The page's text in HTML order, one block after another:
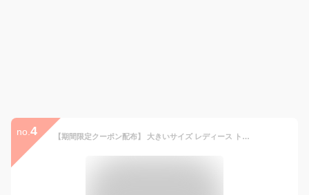
no. 4 【期間限定クーポン配布】 大きいサイズ レディース トップス | ケーブル編み ほの甘 美人 ゆる ニット _ オリジナル セーター プルオーバー LL 3L 4L 5L 5L 6L 冬 冬物 冬服 ぽっちゃり ゆったり お腹 胸周り 二の腕 腰周り 長袖 カジュアル ナチュラル [460026]